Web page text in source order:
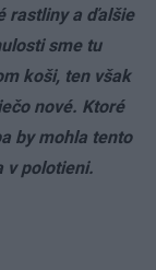
rastliny a ďalšie
sme tu
koši, ten však
nové. Ktoré
by mohla tento
v polotieni.